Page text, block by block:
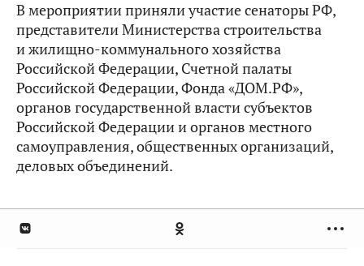
В мероприятии приняли участие сенаторы РФ,
представители Министерства строительства
и жилищно-коммунального хозяйства
Российской Федерации, Счетной палаты
Российской Федерации, Фонда «ДОМ.РФ»,
органов государственной власти субъектов
Российской Федерации и органов местного
самоуправления, общественных организаций,
деловых объединений.